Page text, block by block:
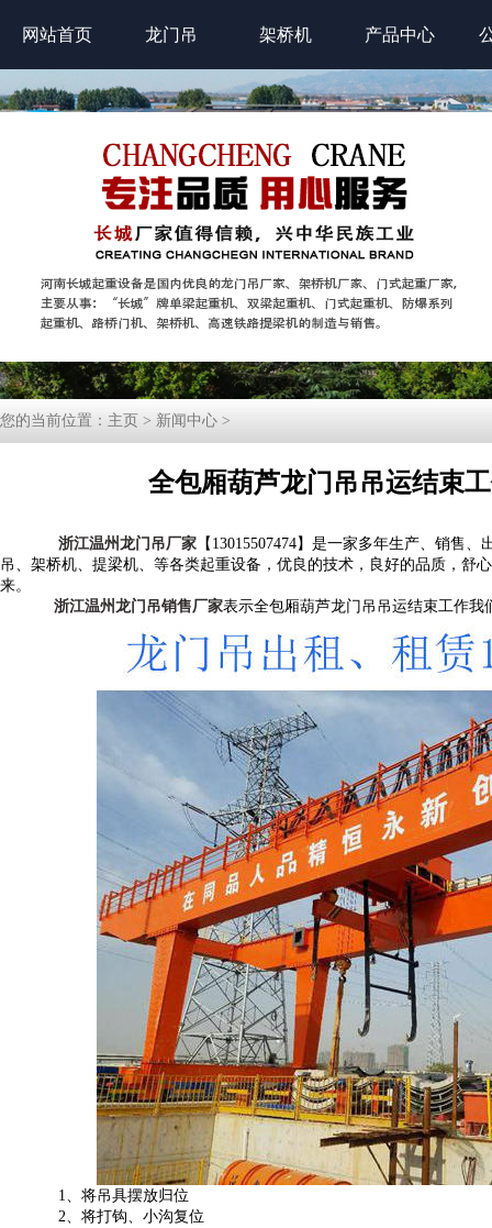
网站首页 龙门吊 架桥机 产品中心
您的当前位置： 主页 > 新闻中心 >
全包厢葫芦龙门吊吊运结束
浙江温州龙门吊厂家 【13015507474】是一家多年生产、销售
吊、架桥机、提梁机、等各类起重设备，优良的技术，良好的品质，舒
来。
浙江温州龙门吊销售厂家表示全包厢葫芦龙门吊吊运结束工作我
1、将吊具摆放归位
2、将打钩、小沟复位